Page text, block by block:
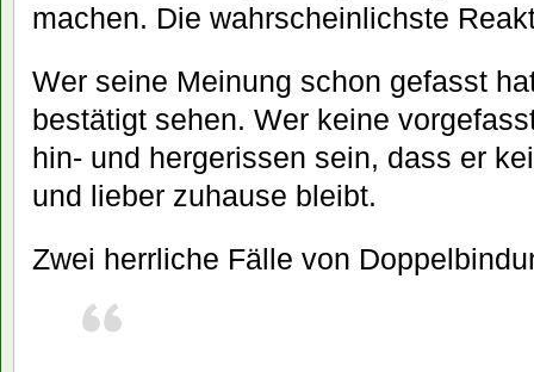
machen. Die wahrscheinlichste
Wer seine Meinung schon gefasst
bestätigt sehen. Wer keine
hin- und hergerissen sein, dass er
und lieber zuhause bleibt.
Zwei herrliche Fälle von